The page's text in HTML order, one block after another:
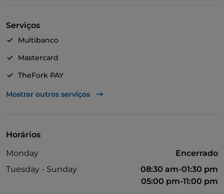
Serviços
Multibanco
Mastercard
TheFork PAY
UnionPay via TheFork PAY
Mostrar outros serviços
Horários
Monday
Encerrado
Tuesday - Sunday
08:30 am-01:30 pm
05:00 pm-11:00 pm